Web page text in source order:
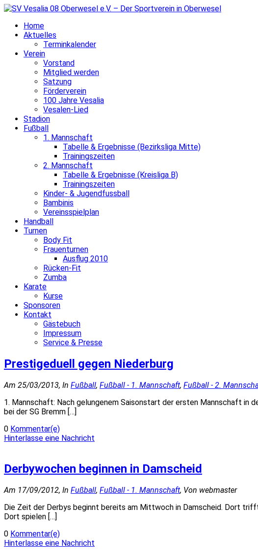
Home
Aktuelles
Terminkalender
Verein
Vorstand
Mitglied werden
Satzung
Förderverein
100 Jahre Vesalia
Vesalen-Lied
Stadion
Fußball
1. Mannschaft
Tabelle & Ergebnisse (Bezirksliga Mitte)
Trainingszeiten
2. Mannschaft
Tabelle & Ergebnisse (Kreisliga B)
Trainingszeiten
Kinder- & Jugendfussball
Bambinis
Vereinsspielplan
Handball
Turnen
Body Fit
Frauenturnen
Ausflug 2010
Rücken-Fit
Zumba
Karate
Kurse
Sponsoren
Kontakt
Gästebuch
Impressum
Service & Presse
Prestigeduell gegen Niederburg
Am 25/03/2013, In Fußball, Fußball - 1. Mannschaft, Fußball - 2.
1. Mannschaft: Nach gelungenem Saisonstart der ersten Mannschaft in
bei der SG Bremm […]
0 Kommentar(e)
Hinterlasse eine Nachricht
Derbywochen beginnen in Damscheid
Am 17/09/2012, In Fußball, Fußball - 1. Mannschaft, Von webmaster
Die Zeit der Derbys beginnt bereits am Mittwoch in Damscheid. Dort
Dort spielen […]
0 Kommentar(e)
Hinterlasse eine Nachricht